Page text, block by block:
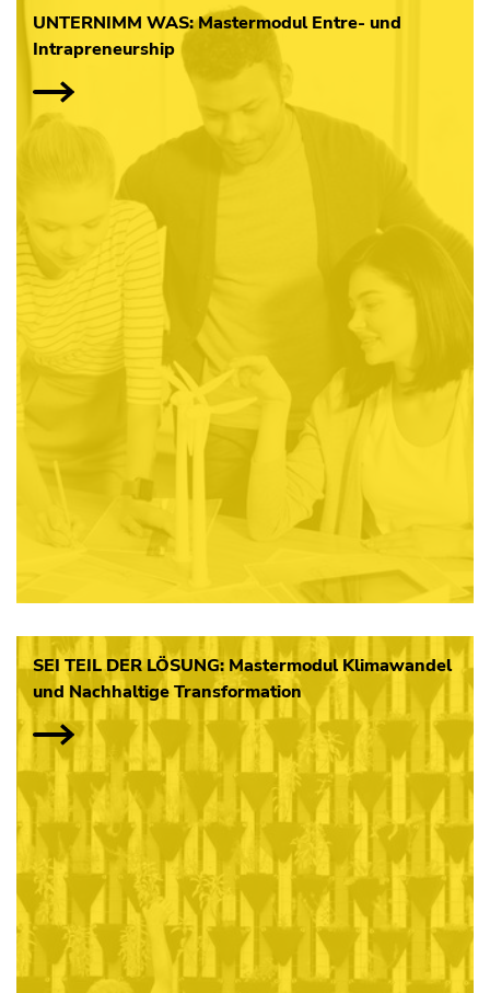
UNTERNIMM WAS: Mastermodul Entre- und
Intrapreneurship
SEI TEIL DER LÖSUNG: Mastermodul Klimawandel
und Nachhaltige Transformation